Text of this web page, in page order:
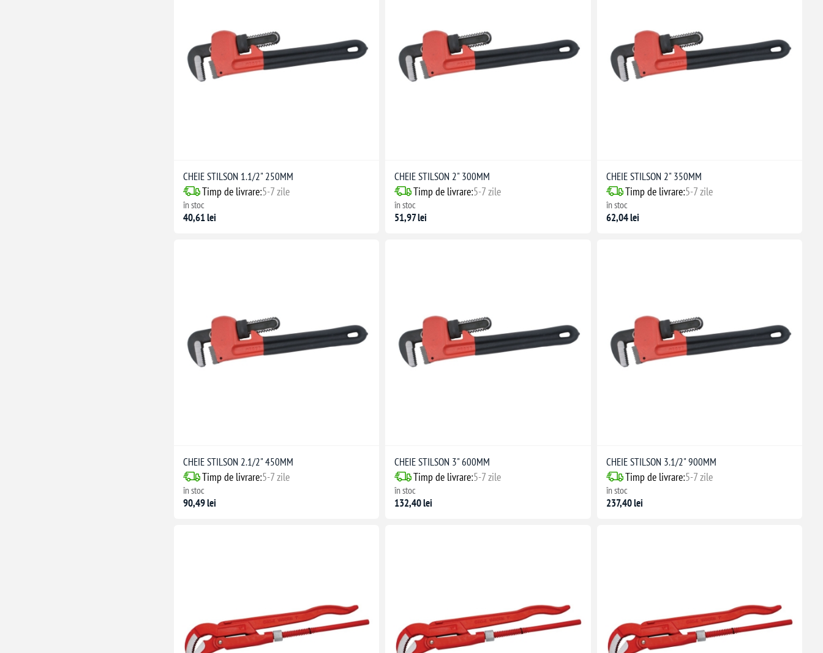
CHEIE STILSON 1.1/2" 250MM
Timp de livrare:5-7 zile
în stoc
40,61 lei
CHEIE STILSON 2" 300MM
Timp de livrare:5-7 zile
în stoc
51,97 lei
CHEIE STILSON 2" 350MM
Timp de livrare:5-7 zile
în stoc
62,04 lei
CHEIE STILSON 2.1/2" 450MM
Timp de livrare:5-7 zile
în stoc
90,49 lei
CHEIE STILSON 3" 600MM
Timp de livrare:5-7 zile
în stoc
132,40 lei
CHEIE STILSON 3.1/2" 900MM
Timp de livrare:5-7 zile
în stoc
237,40 lei